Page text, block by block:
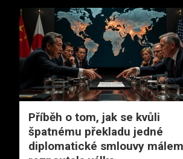
Příběh o tom, jak se kvůli
špatnému překladu jedné
diplomatické smlouvy málem